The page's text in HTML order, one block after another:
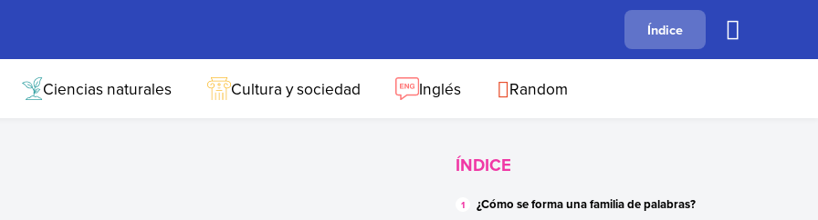
B C F
Índice
Ciencias naturales Cultura y sociedad Inglés Random
ÍNDICE
¿Cómo se forma una familia de palabras?